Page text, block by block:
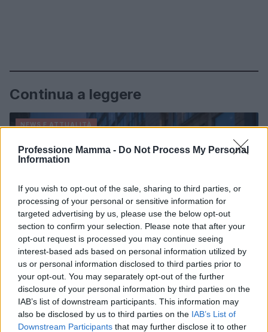
Professione Mamma - Do Not Process My Personal
Information
If you wish to opt-out of the sale, sharing to third parties, or
processing of your personal or sensitive information for
targeted advertising by us, please use the below opt-out
section to confirm your selection. Please note that after your
opt-out request is processed you may continue seeing
interest-based ads based on personal information utilized by
us or personal information disclosed to third parties prior to
your opt-out. You may separately opt-out of the further
disclosure of your personal information by third parties on the
IAB’s list of downstream participants. This information may
also be disclosed by us to third parties on the IAB’s List of
Downstream Participants that may further disclose it to other
Continua a leggere
NEWS E ATTUALITÀ
ICA Milano presenta mostre, concerti e letture per
l’autunno 2026
Matteo Pellegrino · 6 Ago 2026